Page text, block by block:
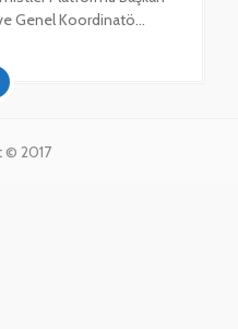
ve Genel Koordinatö...
© 2017